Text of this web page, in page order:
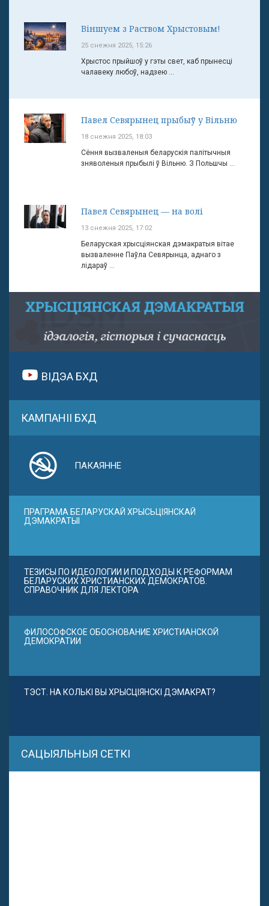
Віншуем з Раством Хрыстовым!
25 снежня 2025, 15:26
Хрыстос прыйшоў у гэты свет, каб прынесці
чалавеку любоў, надзею ...
Павел Севярынец прыбыў у Вільню
18 снежня 2025, 18:03
Сёння вызваленыя беларускія палітычныя
зняволеныя прыбылі ў Вільню. З Польшчы ...
Павел Севярынец — на волі
13 снежня 2025, 17:02
Беларуская хрысціянская дэмакратыя вітае
вызваленне Паўла Севярынца, аднаго з
лідараў ...
ВІДЭА БХД
КАМПАНІІ БХД
ПАКАЯННЕ
ПРАГРАМА БЕЛАРУСКАЙ ХРЫСЬЦІЯНСКАЙ
ДЭМАКРАТЫІ
ТЕЗИСЫ ПО ИДЕОЛОГИИ И ПОДХОДЫ К РЕФОРМАМ
БЕЛАРУСКИХ ХРИСТИАНСКИХ ДЕМОКРАТОВ.
СПРАВОЧНИК ДЛЯ ЛЕКТОРА
ФИЛОСОФСКОЕ ОБОСНОВАНИЕ ХРИСТИАНСКОЙ
ДЕМОКРАТИИ
ТЭСТ. НА КОЛЬКІ ВЫ ХРЫСЦІЯНСКІ ДЭМАКРАТ?
САЦЫЯЛЬНЫЯ СЕТКІ